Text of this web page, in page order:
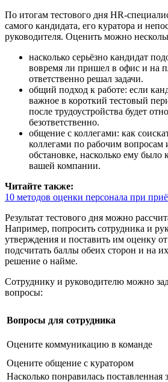
По итогам тестового дня HR-
самого кандидата, его куратора и
руководителя. Оценить можно
насколько серьёзно кандидат
вовремя ли пришел в офис и на
ответственно решал задачи.
общий подход к работе: если
важное в короткий тестовый
после трудоустройства будет
безответственно.
общение с коллегами: как
коллегами по рабочим вопросам
обстановке, насколько ему было
вашей компании.
Читайте также:
10 методов оценки персонала при
Результат тестового дня можно
Например, попросить сотрудника и
утверждения и поставить им оценку
подсчитать баллы обеих сторон и на
решение о найме.
Сотруднику и руководителю можно
вопросы:
Вопросы для сотрудника
Оцените коммуникацию в команде
Оцените общение с куратором
Насколько понравилась поставленная